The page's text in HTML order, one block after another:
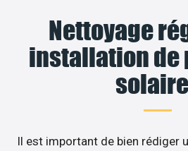
Nettoyage
installation de
Il est important de bien rédiger